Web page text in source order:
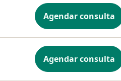
Agendar consulta
Agendar consulta